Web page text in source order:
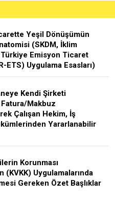
Yeşil Dönüşümün
(SKDM, İklim
Emisyon Ticaret
ETS) Uygulama Esasları)
Kendi Şirketi
Makbuz
Çalışan Hekim, İş
Yararlanabilir
Korunması
(KVKK) Uygulamalarında
Gereken Özet Başlıklar